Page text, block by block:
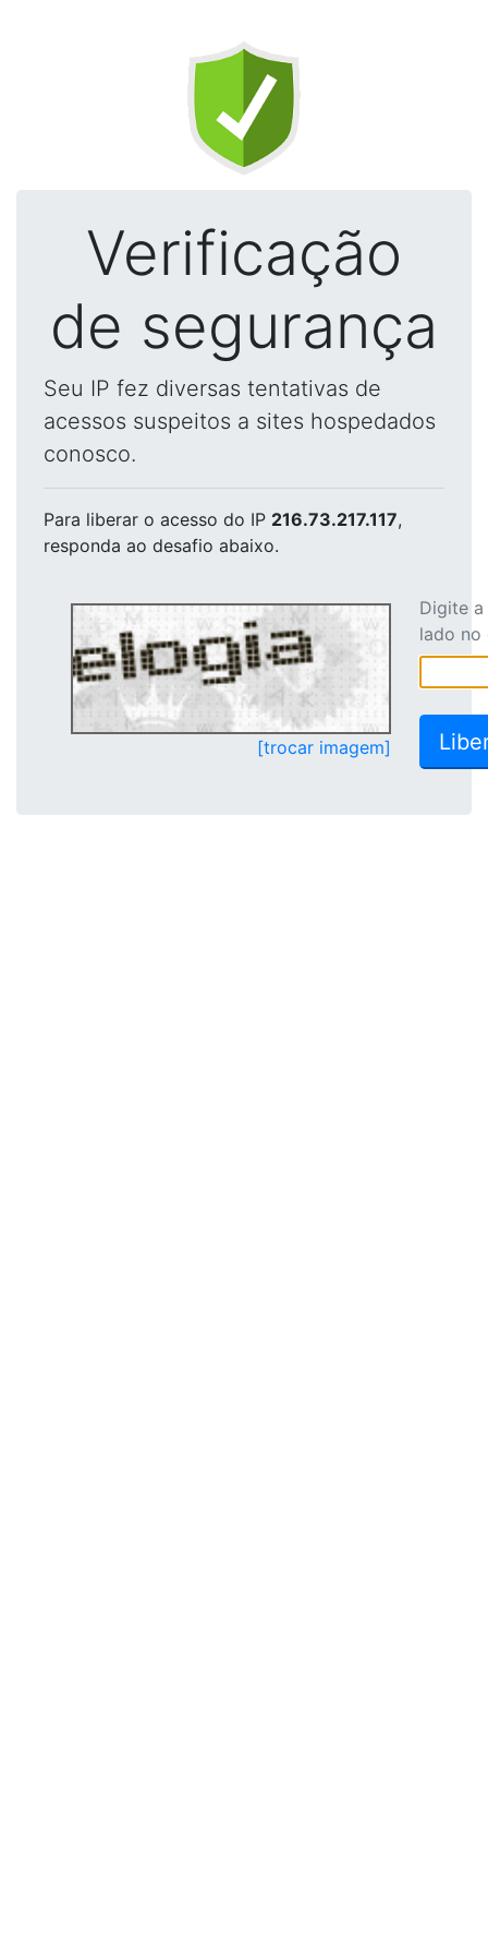
Verificação
de segurança
Seu IP fez diversas tentativas de
acessos suspeitos a sites hospedados
conosco.
Para liberar o acesso do IP 216.73.217.117,
responda ao desafio abaixo.
[trocar imagem]
Digite
lado no